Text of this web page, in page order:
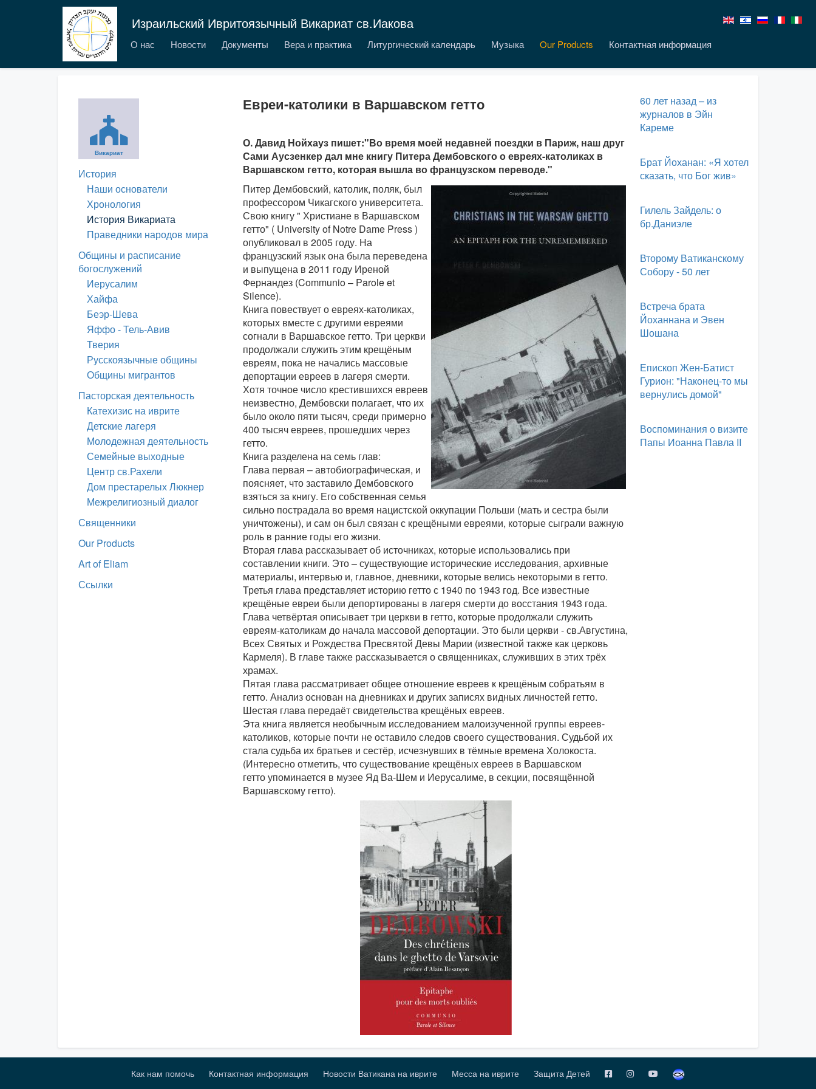
Израильский Ивритоязычный Викариат св.Иакова
О нас Новости Документы Вера и практика Литургический календарь Музыка Our Products Контактная информация
Викариат
История
Наши основатели
Хронология
История Викариата
Праведники народов мира
Общины и расписание
богослужений
Иерусалим
Хайфа
Беэр-Шева
Яффо - Тель-Авив
Тверия
Русскоязычные общины
Общины мигрантов
Пасторская деятельность
Катехизис на иврите
Детские лагеря
Молодежная деятельность
Семейные выходные
Центр св.Рахели
Дом престарелых Люкнер
Межрелигиозный диалог
Священники
Our Products
Art of Eliam
Ссылки
Евреи-католики в Варшавском гетто
О. Давид Нойхауз пишет:"Во время моей недавней поездки в Париж, наш друг
Сами Аусзенкер дал мне книгу Питера Дембовского о евреях-католиках в
Варшавском гетто, которая вышла во французском переводе."
Питер Дембовский, католик, поляк, был
профессором Чикагского университета.
Свою книгу " Христиане в Варшавском
гетто" ( University of Notre Dame Press )
опубликовал в 2005 году. На
французский язык она была переведена
и выпущена в 2011 году Иреной
Фернандез (Communio – Parole et
Silence).
Книга повествует о евреях-католиках,
которых вместе с другими евреями
согнали в Варшавское гетто. Три церкви
продолжали служить этим крещёным
евреям, пока не начались массовые
депортации евреев в лагеря смерти.
Хотя точное число крестившихся евреев
неизвестно, Дембовски полагает, что их
было около пяти тысяч, среди примерно
400 тысяч евреев, прошедших через
гетто.
Книга разделена на семь глав:
Глава первая – автобиографическая, и
поясняет, что заставило Дембовского
взяться за книгу. Его собственная семья
сильно пострадала во время нацистской оккупации Польши (мать и сестра были
уничтожены), и сам он был связан с крещёными евреями, которые сыграли важную
роль в ранние годы его жизни.
Вторая глава рассказывает об источниках, которые использовались при
составлении книги. Это – существующие исторические исследования, архивные
материалы, интервью и, главное, дневники, которые велись некоторыми в гетто.
Третья глава представляет историю гетто с 1940 по 1943 год. Все известные
крещёные евреи были депортированы в лагеря смерти до восстания 1943 года.
Глава четвёртая описывает три церкви в гетто, которые продолжали служить
евреям-католикам до начала массовой депортации. Это были церкви - св.Августина,
Всех Святых и Рождества Пресвятой Девы Марии (известной также как церковь
Кармеля). В главе также рассказывается о священниках, служивших в этих трёх
храмах.
Пятая глава рассматривает общее отношение евреев к крещёным собратьям в
гетто. Анализ основан на дневниках и других записях видных личностей гетто.
Шестая глава передаёт свидетельства крещёных евреев.
Эта книга является необычным исследованием малоизученной группы евреев-
католиков, которые почти не оставило следов своего существования. Судьбой их
стала судьба их братьев и сестёр, исчезнувших в тёмные времена Холокоста.
(Интересно отметить, что существование крещёных евреев в Варшавском
гетто упоминается в музее Яд Ва-Шем и Иерусалиме, в секции, посвящённой
Варшавскому гетто).
60 лет назад – из
журналов в Эйн
Кареме
Брат Йоханан: «Я хотел
сказать, что Бог жив»
Гилель Зайдель: о
бр.Даниэле
Второму Ватиканскому
Собору - 50 лет
Встреча брата
Йоханнана и Эвен
Шошана
Епископ Жен-Батист
Гурион: "Наконец-то мы
вернулись домой"
Воспоминания о визите
Папы Иоанна Павла II
Как нам помочь Контактная информация Новости Ватикана на иврите Месса на иврите Защита Детей